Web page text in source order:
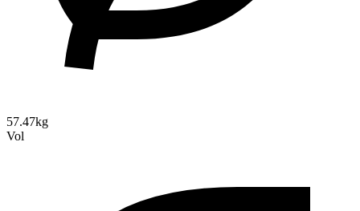
57.47kg
Vol